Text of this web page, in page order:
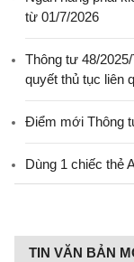
từ 01/7/2026
Thông tư 48/
quyết thủ tục liên
Điểm mới Thông
Dùng 1 chiếc thẻ
TIN VĂN BẢN